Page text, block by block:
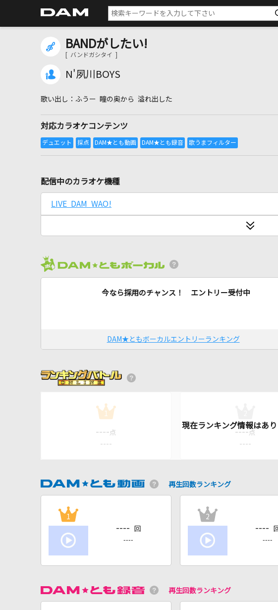
BANDがしたい!
[ バンドガシタイ ]
N'夙川BOYS
ふうー 瞳の奥から 溢れ出した
対応カラオケコンテンツ
配信中のカラオケ機種
LIVE DAM WAO!
今なら採用のチャンス！ エントリー受付中
DAM★ともボーカルエントリーランキング
1
---- 点
----
---- 点
----
再生回数ランキング
1
---- 回
----
2
---- 回
----
再生回数ランキング